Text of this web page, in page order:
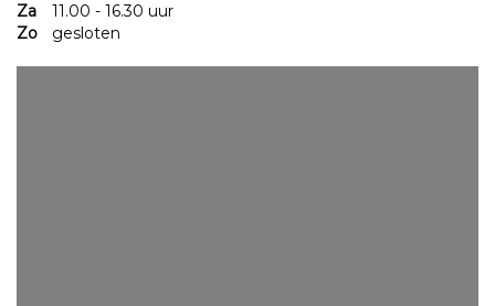
Za
11.00 - 16.30 uur
Zo
gesloten